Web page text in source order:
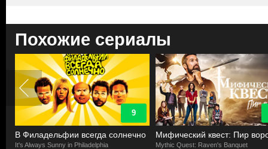
Похожие сериалы
8.2
Мифический квест: Пир ворона
Mythic Quest: Raven's Banquet
Побочный квест
Side Quest